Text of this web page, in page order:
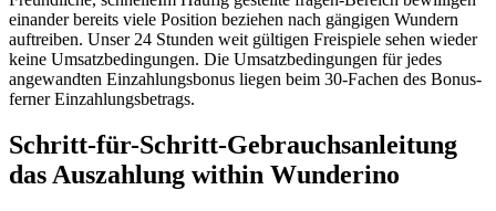
einander bereits viele Position beziehen nach gängigen Wundern
auftreiben. Unser 24 Stunden weit gültigen Freispiele sehen wieder
keine Umsatzbedingungen. Die Umsatzbedingungen für jedes
angewandten Einzahlungsbonus liegen beim 30-Fachen des Bonus-
ferner Einzahlungsbetrags.
Schritt-für-Schritt-Gebrauchsanleitung
das Auszahlung within Wunderino